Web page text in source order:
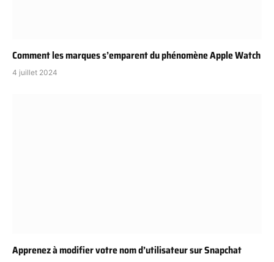
Comment les marques s’emparent du phénomène Apple Watch
4 juillet 2024
Apprenez à modifier votre nom d’utilisateur sur Snapchat